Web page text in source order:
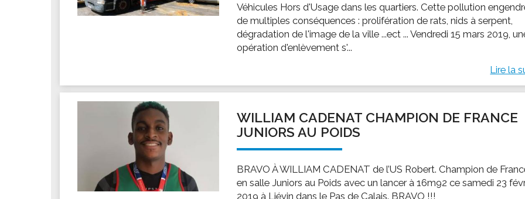
Véhicules Hors d'Usage dans les quartiers. Cette pollution
de multiples conséquences : prolifération de rats, nids à serpent,
dégradation de l'image de la ville ...ect ... Vendredi 15 mars 2019,
opération d'enlèvement s'...
Lire la
WILLIAM CADENAT CHAMPION DE FRANCE
JUNIORS AU POIDS
BRAVO À WILLIAM CADENAT de l’US Robert. Champion de
en salle Juniors au Poids avec un lancer à 16m92 ce samedi 23
2019 à Liévin dans le Pas de Calais. BRAVO !!!